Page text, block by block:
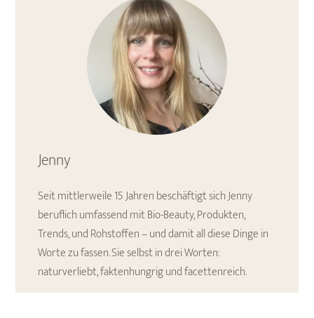
Jenny
Seit mittlerweile 15 Jahren beschäftigt sich Jenny
beruflich umfassend mit Bio-Beauty, Produkten,
Trends, und Rohstoffen – und damit all diese Dinge in
Worte zu fassen. Sie selbst in drei Worten:
naturverliebt, faktenhungrig und facettenreich.